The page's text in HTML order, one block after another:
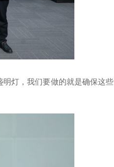
明灯，我们要做的就是确保这些